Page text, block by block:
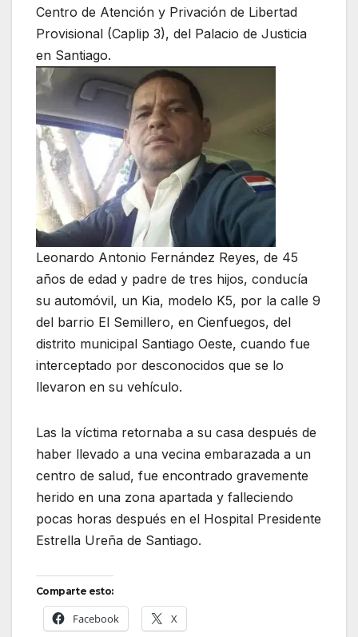
Centro de Atención y Privación de Libertad
Provisional (Caplip 3), del Palacio de Justicia
en Santiago.
Leonardo Antonio Fernández Reyes, de 45
años de edad y padre de tres hijos, conducía
su automóvil, un Kia, modelo K5, por la calle 9
del barrio El Semillero, en Cienfuegos, del
distrito municipal Santiago Oeste, cuando fue
interceptado por desconocidos que se lo
llevaron en su vehículo.
Las la víctima retornaba a su casa después de
haber llevado a una vecina embarazada a un
centro de salud, fue encontrado gravemente
herido en una zona apartada y falleciendo
pocas horas después en el Hospital Presidente
Estrella Ureña de Santiago.
Comparte esto:
Facebook X